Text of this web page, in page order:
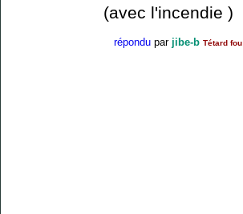
(avec l'incendie )
répondu par jibe-b Tétard fou